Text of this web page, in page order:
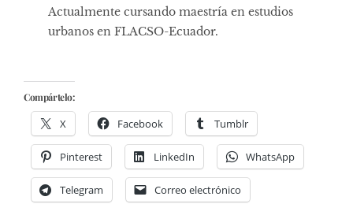
Actualmente cursando maestría en estudios
urbanos en FLACSO-Ecuador.
Compártelo:
X Facebook Tumblr
Pinterest LinkedIn WhatsApp
Telegram Correo electrónico